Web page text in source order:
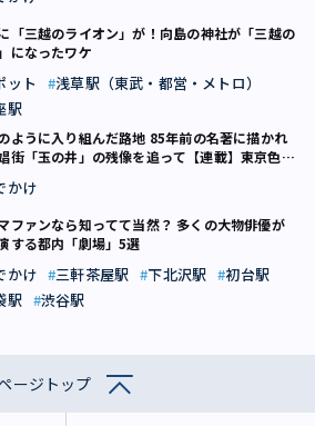
「三越のライオン」が！――向島の神社が「三越の
になったワケ
ット
浅草駅（東武・都営・メトロ）
駅
ように入り組んだ路地 85年前の名著に描かれ
街「玉の井」の残像を追って【連載】東京色街
かけ
ファンなら知ってて当然？ 多くの大物俳優が
する都内「劇場」5選
かけ 三軒茶屋駅 下北沢駅
初台駅
駅
渋谷駅
ージトップ